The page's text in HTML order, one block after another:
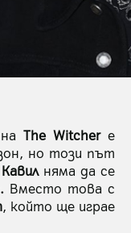
The Witcherе
но този път
няма да се
Вместо това с
, който ще играе